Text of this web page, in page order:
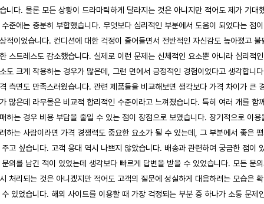
니다. 물론 모든 상황이 드라마틱하게 달라지는 것은 아니지만 적어도 제가 기대
수준에는 충분히 부합했습니다. 무엇보다 심리적인 부분에서 도움이 되었다는 점이
적이었습니다. 컨디션에 대한 걱정이 줄어들면서 전반적인 자신감도 높아졌고 불
스트레스도 감소했습니다. 실제로 이런 문제는 신체적인 요소뿐 아니라 심리적인
도 크게 작용하는 경우가 많은데, 그런 면에서 긍정적인 경험이었다고 생각합니
측면도 만족스러웠습니다. 관련 제품들을 비교해보면 생각보다 가격 차이가 큰
많은데 라무몰은 비교적 합리적인 수준이라고 느껴졌습니다. 특히 여러 개를 함께
하는 경우 비용 부담을 줄일 수 있는 점이 장점으로 보였습니다. 장기적으로 이용
하는 사람이라면 가격 경쟁력도 중요한 요소가 될 수 있는데, 그 부분에서 좋은
주고 싶습니다. 고객 응대 역시 나쁘지 않았습니다. 배송과 관련하여 궁금한 점이
문의를 남긴 적이 있었는데 생각보다 빠르게 답변을 받을 수 있었습니다. 모든 문
처리되는 것은 아니겠지만 적어도 고객의 질문에 성실하게 대응하려는 모습은
수 있었습니다. 해외 사이트를 이용할 때 가장 걱정되는 부분 중 하나가 소통 문제